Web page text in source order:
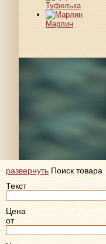
Туфелька
Марлин
развернуть Поиск товара
Текст
Цена
от